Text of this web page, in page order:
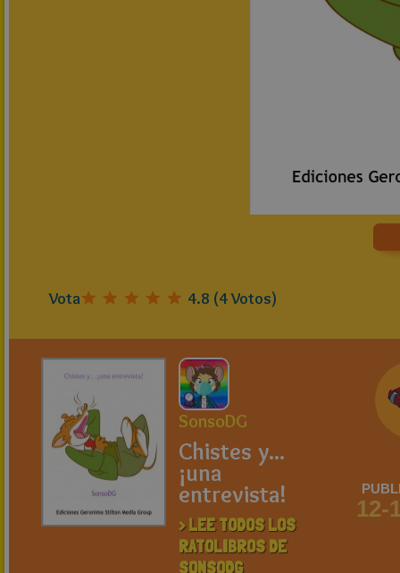
Vota 4.8 (4Votos)
SonsoDG
Chistes y...
¡una
entrevista!
> LEE TODOS LOS
RATOLIBROS DE
SONSODG
12-